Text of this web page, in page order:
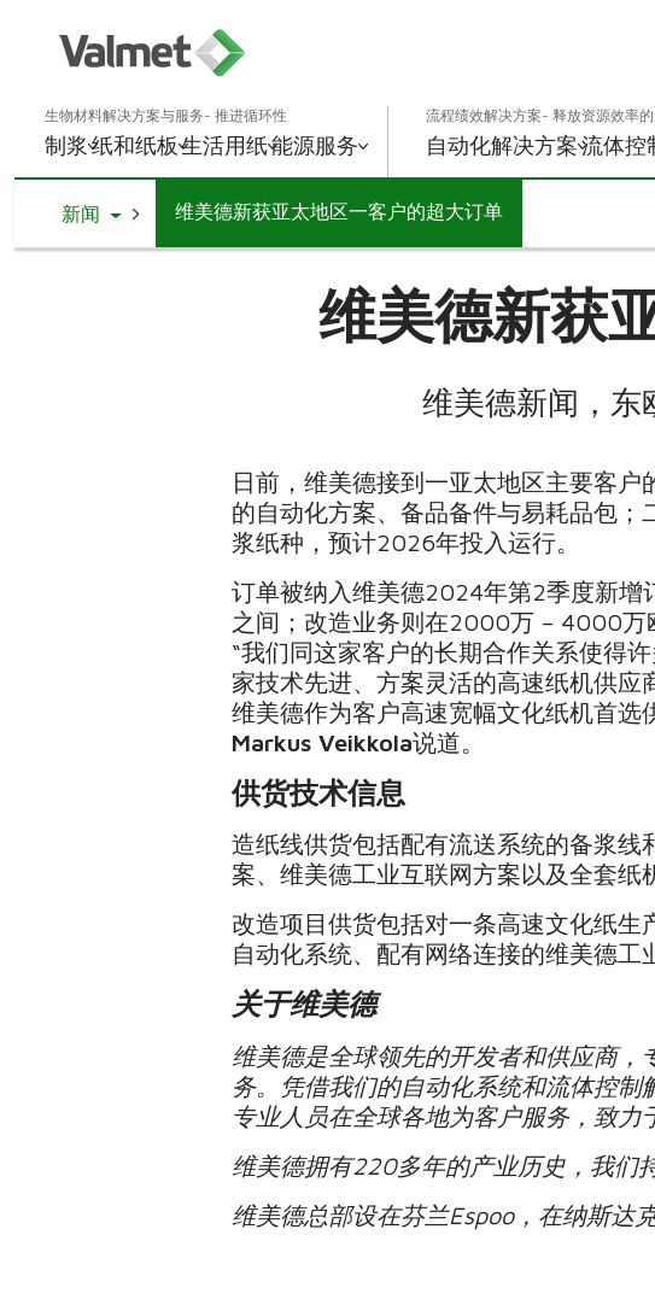
生物材料解决方案与服务- 推进循环性
制浆 纸和纸板 生活用纸能源服务
流程绩效解决方案- 释放资源效率
自动化解决方案流体控
新闻 Toggle Dropdown
维美德新获亚太地区一客户的超大订单
维美德新获
维美德新闻，
日前，维美德接到一亚太地区主要客
的自动化方案、备品备件与易耗品包
浆纸种，预计2026年投入运行。
订单被纳入维美德2024年第2季度新增
之间；改造业务则在2000万 – 4000万
“我们同这家客户的长期合作关系使得
家技术先进、方案灵活的高速纸机供
维美德作为客户高速宽幅文化纸机首选
Markus Veikkola说道。
供货技术信息
造纸线供货包括配有流送系统的备浆
案、维美德工业互联网方案以及全套纸
改造项目供货包括对一条高速文化纸
自动化系统、配有网络连接的维美德工
关于维美德
维美德是全球领先的开发者和供应商
务。凭借我们的自动化系统和流体控
专业人员在全球各地为客户服务，致力
维美德拥有220多年的产业历史，我们
维美德总部设在芬兰Espoo，在纳斯达